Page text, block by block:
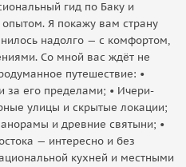
гид по Баку и
Я покажу вам страну
надолго — с комфортом,
Со мной вас ждёт не
путешествие: •
за его пределами; • Ичери-
улицы и скрытые локации;
и древние святыни; •
— интересно и без
кухней и местными